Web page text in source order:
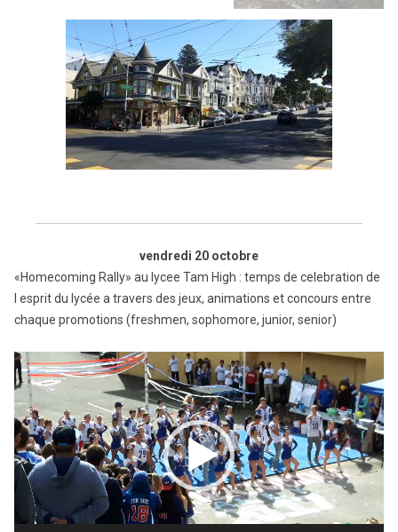
vendredi 20 octobre
«Homecoming Rally» au lycee Tam High : temps de celebration de
l esprit du lycée a travers des jeux, animations et concours entre
chaque promotions (freshmen, sophomore, junior, senior)
Reproductor
de
vídeo